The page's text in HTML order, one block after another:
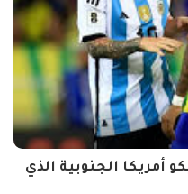
أمريكا الجنوبية الذي